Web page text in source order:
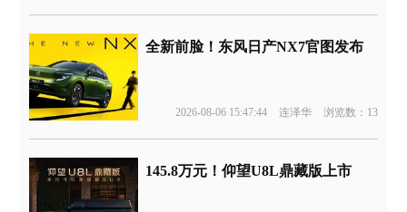
全新前脸！东风日产NX7官图发布
2026-08-06 15:47:44 连泽华 浏览数：13
145.8万元！仰望U8L鼎藏版上市